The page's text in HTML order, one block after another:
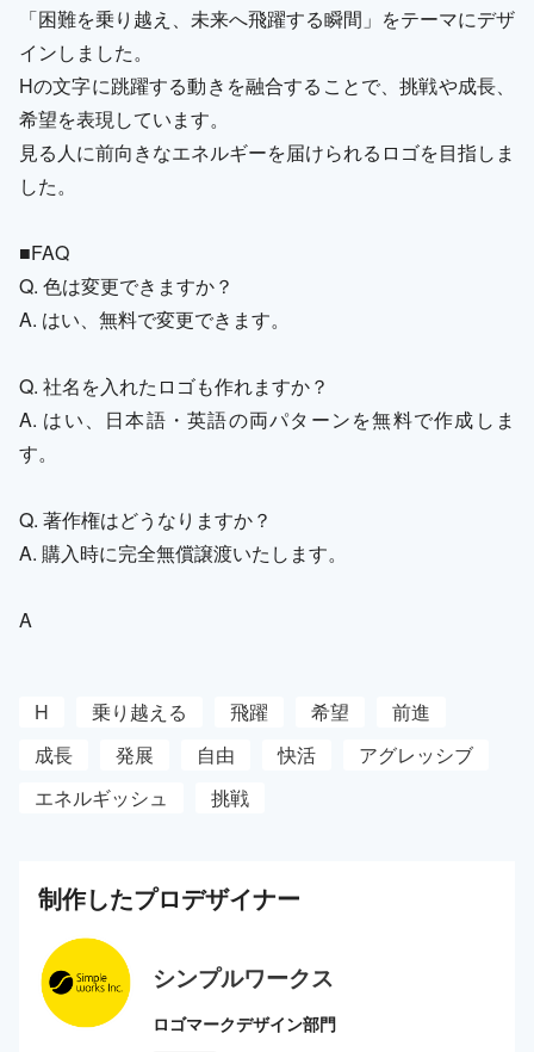
「困難を乗り越え、未来へ飛躍する瞬間」をテーマにデザ
インしました。
Hの文字に跳躍する動きを融合することで、挑戦や成長、
希望を表現しています。
見る人に前向きなエネルギーを届けられるロゴを目指しま
した。
■FAQ
Q. 色は変更できますか？
A. はい、無料で変更できます。
Q. 社名を入れたロゴも作れますか？
A. はい、日本語・英語の両パターンを無料で作成しま
す。
Q. 著作権はどうなりますか？
A. 購入時に完全無償譲渡いたします。
A
H 乗り越える 飛躍 希望
前進
成長
発展 自由 快活
アグレッシブ
エネルギッシュ
挑戦
制作したプロデザイナー
シンプルワークス
ロゴマークデザイン部門